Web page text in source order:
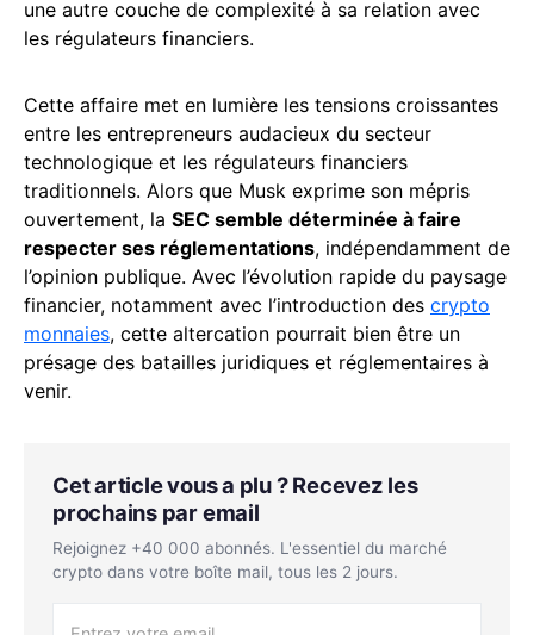
une autre couche de complexité à sa relation avec
les régulateurs financiers.
Cette affaire met en lumière les tensions croissantes
entre les entrepreneurs audacieux du secteur
technologique et les régulateurs financiers
traditionnels. Alors que Musk exprime son mépris
ouvertement, la SEC semble déterminée à faire
respecter ses réglementations, indépendamment de
l’opinion publique. Avec l’évolution rapide du paysage
financier, notamment avec l’introduction des crypto
monnaies, cette altercation pourrait bien être un
présage des batailles juridiques et réglementaires à
venir.
Cet article vous a plu ? Recevez les
prochains par email
Rejoignez +40 000 abonnés. L'essentiel du marché
crypto dans votre boîte mail, tous les 2 jours.